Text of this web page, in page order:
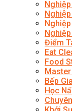
Điểm
Eat
Food
Bếp
Học